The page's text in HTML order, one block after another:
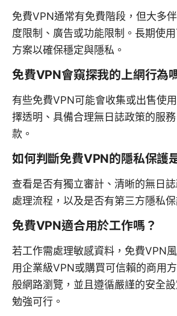
免費VPN通常有免費階段，但大多
度限制、廣告或功能限制。長期使
方案以確保穩定與隱私。
免費VPN會窺探我的上網行為
有些免費VPN可能會收集或出售使
擇透明、具備合理無日誌政策的服
款。
如何判斷免費VPN的隱私保護
查看是否有獨立審計、清晰的無日
處理流程，以及是否有第三方隱私保
免費VPN適合用於工作嗎？
若工作需處理敏感資料，免費VPN
用企業級VPN或購買可信賴的商用
般網路瀏覽，並且遵循嚴謹的安全
勉強可行。